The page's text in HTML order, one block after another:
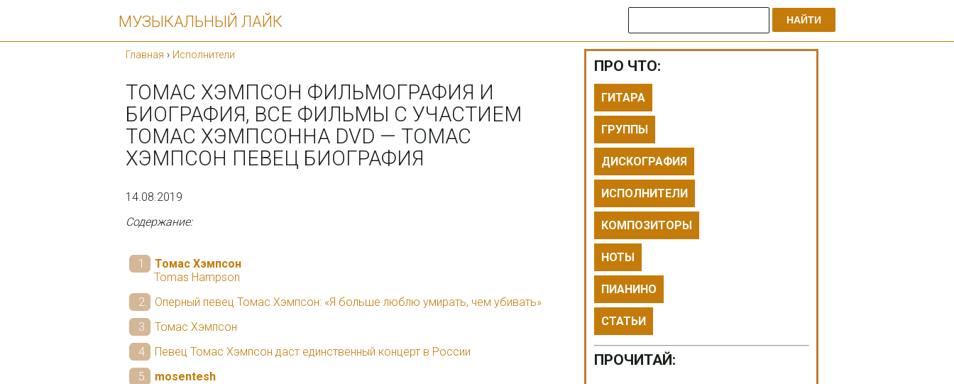
МУЗЫКАЛЬНЫЙ ЛАЙК НАЙТИ
Главная › Исполнители
ТОМАС ХЭМПСОН ФИЛЬМОГРАФИЯ И
БИОГРАФИЯ, ВСЕ ФИЛЬМЫ С УЧАСТИЕМ
ТОМАС ХЭМПСОННА DVD — ТОМАС
ХЭМПСОН ПЕВЕЦ БИОГРАФИЯ
14.08.2019
Содержание:
Томас Хэмпсон
Tomas Hampson
Оперный певец Томас Хэмпсон: «Я больше люблю умирать, чем убивать»
Томас Хэмпсон
Певец Томас Хэмпсон даст единственный концерт в России
mosentesh
ПРО ЧТО:
ГИТАРА
ГРУППЫ
ДИСКОГРАФИЯ
ИСПОЛНИТЕЛИ
КОМПОЗИТОРЫ
НОТЫ
ПИАНИНО
СТАТЬИ
ПРОЧИТАЙ: